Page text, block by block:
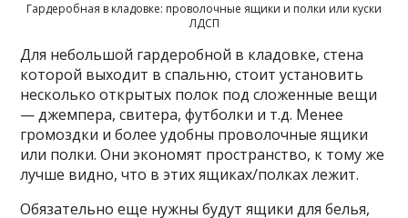
Гардеробная в кладовке: проволочные ящики и полки или куски
ЛДСП
Для небольшой гардеробной в кладовке, стена
которой выходит в спальню, стоит установить
несколько открытых полок под сложенные вещи
— джемпера, свитера, футболки и т.д. Менее
громоздки и более удобны проволочные ящики
или полки. Они экономят пространство, к тому же
лучше видно, что в этих ящиках/полках лежит.
Обязательно еще нужны будут ящики для белья,